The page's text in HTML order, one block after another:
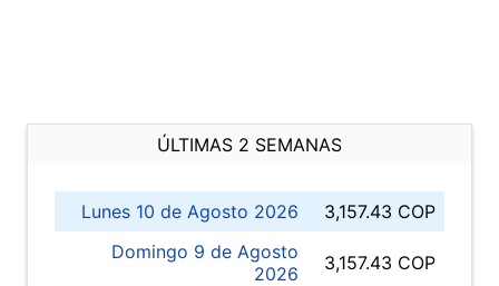
ÚLTIMAS 2 SEMANAS
Lunes 10 de Agosto 2026
3,157.43 COP
Domingo 9 de Agosto
2026
3,157.43 COP